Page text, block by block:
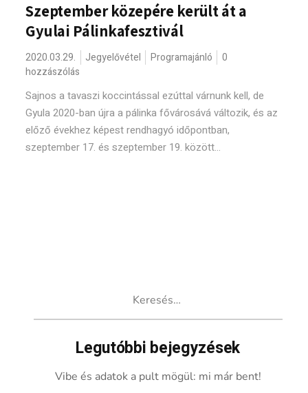
Szeptember közepére került át a
Gyulai Pálinkafesztivál
2020.03.29. Jegyelővétel Programajánló
0
hozzászólás
Sajnos a tavaszi koccintással ezúttal várnunk kell, de
Gyula 2020-ban újra a pálinka fővárosává változik, és az
előző évekhez képest rendhagyó időpontban,
szeptember 17. és szeptember 19. között...
Legutóbbi bejegyzések
Vibe és adatok a pult mögül: mi már bent!